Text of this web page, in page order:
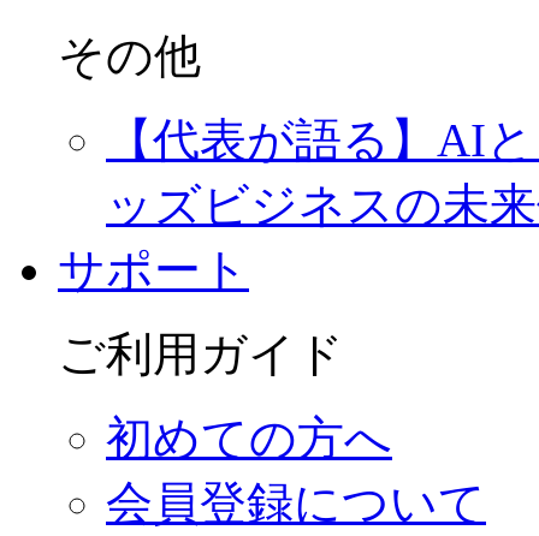
その他
【代表が語る】AI
ッズビジネスの未
サポート
ご利用ガイド
初めての方へ
会員登録について